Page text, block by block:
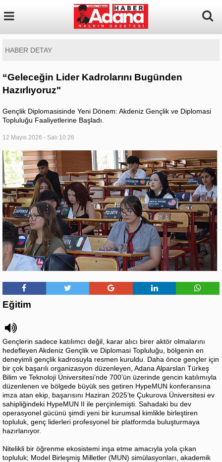
HABER DETAY
“Geleceğin Lider Kadrolarını Bugünden
Hazırlıyoruz"
Gençlik Diplomasisinde Yeni Dönem: Akdeniz Gençlik ve Diplomasi
Topluluğu Faaliyetlerine Başladı.
12 Mayıs 2026 - Salı 10:26
Eğitim
Gençlerin sadece katılımcı değil, karar alıcı birer aktör olmalarını
hedefleyen Akdeniz Gençlik ve Diplomasi Topluluğu, bölgenin en
deneyimli gençlik kadrosuyla resmen kuruldu. Daha önce gençler için
bir çok başarılı organizasyon düzenleyen, Adana Alparslan Türkeş
Bilim ve Teknoloji Üniversitesi’nde 700’ün üzerinde gencin katılımıyla
düzenlenen ve bölgede büyük ses getiren HypeMUN konferansına
imza atan ekip, başarısını Haziran 2025’te Çukurova Üniversitesi ev
sahipliğindeki HypeMUN II ile perçinlemişti. Sahadaki bu dev
operasyonel gücünü şimdi yeni bir kurumsal kimlikle birleştiren
topluluk, genç liderleri profesyonel bir platformda buluşturmaya
hazırlanıyor.
Nitelikli bir öğrenme ekosistemi inşa etme amacıyla yola çıkan
topluluk; Model Birleşmiş Milletler (MUN) simülasyonları, akademik